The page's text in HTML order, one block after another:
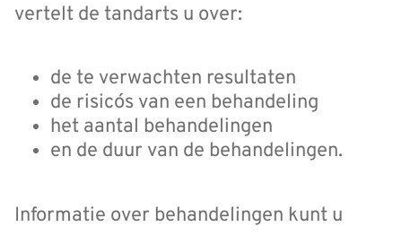
vertelt de tandarts u over:
de te verwachten resultaten
de risico´s van een behandeling
het aantal behandelingen
en de duur van de behandelingen.
Informatie over behandelingen kunt u